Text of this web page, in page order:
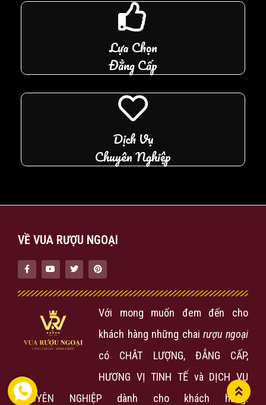
Lựa Chọn
Đẳng Cấp
Dịch Vụ
Chuyên Nghiệp
VỀ VUA RƯỢU NGOẠI
Với mong muốn đem đến cho
khách hàng những chairượu ngoại
có CHÂT LƯỢNG, ĐẲNG CẤP,
HƯƠNG VỊ TINH TẾ và DỊCH VỤ
CHUYÊN NGHIỆP dành cho khách hàng.